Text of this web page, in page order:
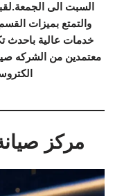
السبت الى
والتمتع بميزات
خدمات عالية باحدث
معتمدين من الشركه
مركز